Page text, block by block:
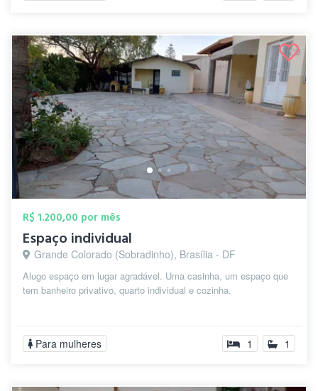
R$ 1.200,00 por mês
Espaço individual
Grande Colorado (Sobradinho), Brasília - DF
Alugo espaço em lugar agradável. Uma casinha, um espaço que
tem banheiro privativo, quarto individual e cozinha.
Para mulheres 1 1